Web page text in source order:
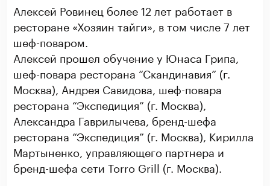
Алексей Ровинец более 12 лет работает в
ресторане «Хозяин тайги», в том числе 7 лет
шеф-поваром.
Алексей прошел обучение у Юнаса Грипа,
шеф-повара ресторана “Скандинавия” (г.
Москва), Андрея Савидова, шеф-повара
ресторана “Экспедиция” (г. Москва),
Александра Гаврилычева, бренд-шефа
ресторана “Экспедиция” (г. Москва), Кирилла
Мартыненко, управляющего партнера и
бренд-шефа сети Torro Grill (г. Москва).